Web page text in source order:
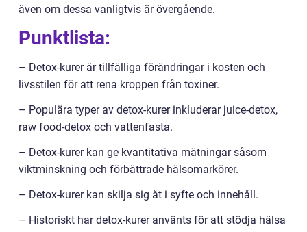
även om dessa vanligtvis är övergående.
Punktlista:
– Detox-kurer är tillfälliga förändringar i kosten och
livsstilen för att rena kroppen från toxiner.
– Populära typer av detox-kurer inkluderar juice-detox,
raw food-detox och vattenfasta.
– Detox-kurer kan ge kvantitativa mätningar såsom
viktminskning och förbättrade hälsomarkörer.
– Detox-kurer kan skilja sig åt i syfte och innehåll.
– Historiskt har detox-kurer använts för att stödja hälsa